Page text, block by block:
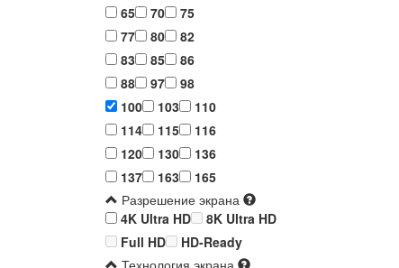
65
70
75
77
80
82
83
85
86
88
97
98
100
103
110
114
115
116
120
130
136
137
163
165
Разрешение экрана
4K Ultra HD
8K Ultra HD
Full HD
HD-Ready